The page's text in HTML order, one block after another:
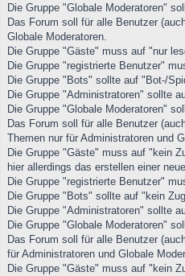
Die Gruppe "Globale Moderatoren"
Das Forum soll für alle Benutzer
Globale Moderatoren.
Die Gruppe "Gäste" muss auf "nur
Die Gruppe "registrierte Benutzer"
Die Gruppe "Bots" sollte auf "Bot-/
Die Gruppe "Administratoren" sollte
Die Gruppe "Globale Moderatoren"
Das Forum soll für alle Benutzer
Themen nur für Administratoren und
Die Gruppe "Gäste" muss auf "kein
hier allerdings das erstellen einer
Die Gruppe "registrierte Benutzer"
Die Gruppe "Bots" sollte auf "kein
Die Gruppe "Administratoren" sollte
Die Gruppe "Globale Moderatoren"
Das Forum soll für alle Benutzer
für Administratoren und Globale
Die Gruppe "Gäste" muss auf "kein